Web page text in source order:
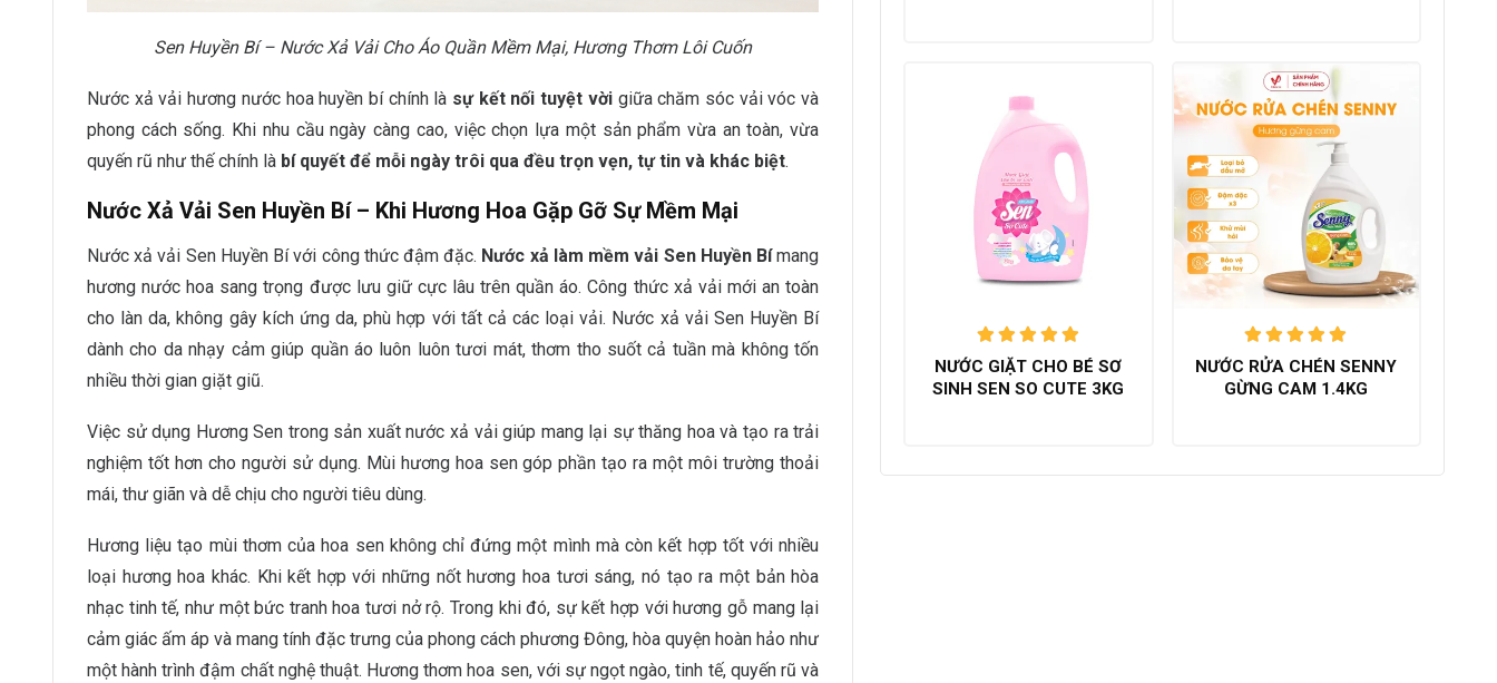
Sen Huyền Bí – Nước Xả Vải Cho Áo Quần Mềm Mại, Hương Thơm Lôi Cuốn
Nước xả vải hương nước hoa huyền bí chính là sự kết nối tuyệt vờigiữa chăm sóc vải vóc và
phong cách sống. Khi nhu cầu ngày càng cao, việc chọn lựa một sản phẩm vừa an toàn, vừa
quyến rũ như thế chính là bí quyết để mỗi ngày trôi qua đều trọn vẹn, tự tin và khác biệt.
Nước Xả Vải Sen Huyền Bí – Khi Hương Hoa Gặp Gỡ Sự Mềm Mại
Nước xả vải Sen Huyền Bí với công thức đậm đặc. Nước xả làm mềm vải Sen Huyền Bímang
hương nước hoa sang trọng được lưu giữ cực lâu trên quần áo. Công thức xả vải mới an toàn
cho làn da, không gây kích ứng da, phù hợp với tất cả các loại vải. Nước xả vải Sen Huyền Bí
dành cho da nhạy cảm giúp quần áo luôn luôn tươi mát, thơm tho suốt cả tuần mà không tốn
nhiều thời gian giặt giũ.
Việc sử dụng Hương Sen trong sản xuất nước xả vải giúp mang lại sự thăng hoa và tạo ra trải
nghiệm tốt hơn cho người sử dụng. Mùi hương hoa sen góp phần tạo ra một môi trường thoải
mái, thư giãn và dễ chịu cho người tiêu dùng.
Hương liệu tạo mùi thơm của hoa sen không chỉ đứng một mình mà còn kết hợp tốt với nhiều
loại hương hoa khác. Khi kết hợp với những nốt hương hoa tươi sáng, nó tạo ra một bản hòa
nhạc tinh tế, như một bức tranh hoa tươi nở rộ. Trong khi đó, sự kết hợp với hương gỗ mang lại
cảm giác ấm áp và mang tính đặc trưng của phong cách phương Đông, hòa quyện hoàn hảo như
một hành trình đậm chất nghệ thuật. Hương thơm hoa sen, với sự ngọt ngào, tinh tế, quyến rũ và
Được xếp
hạng5.00
trên 5
NƯỚC GIẶT CHO BÉ SƠ
SINH SEN SO CUTE 3KG
Được xếp
hạng5.00
trên 5
NƯỚC RỬA CHÉN SENNY
GỪNG CAM 1.4KG